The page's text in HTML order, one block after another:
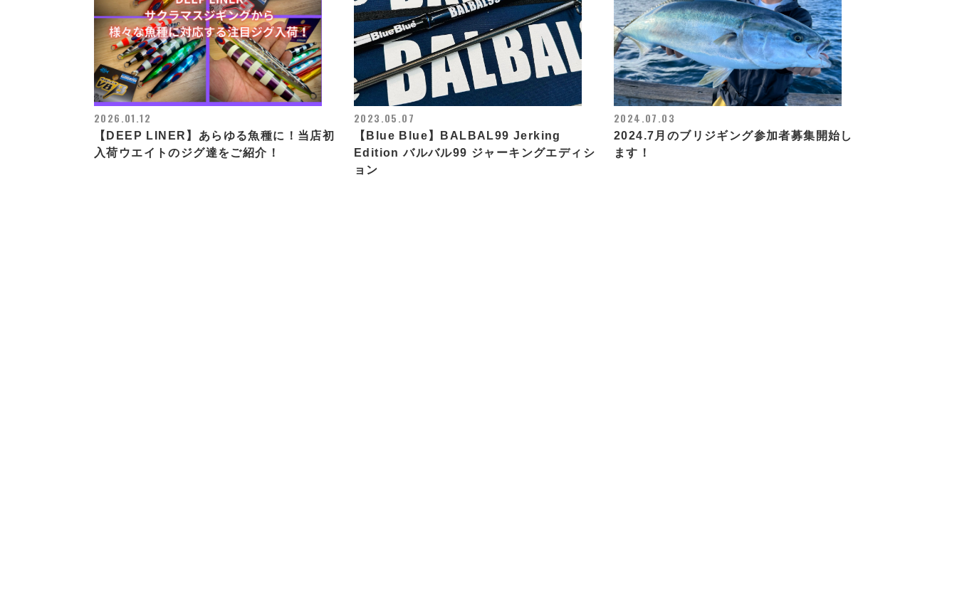
2026.01.12
【DEEP LINER】あらゆる魚種に！当店初
入荷ウエイトのジグ達をご紹介！
2023.05.07
【Blue Blue】BALBAL99 Jerking
Edition バルバル99 ジャーキングエディシ
ョン
2024.07.03
2024.7月のブリジギング参加者募集開始し
ます！